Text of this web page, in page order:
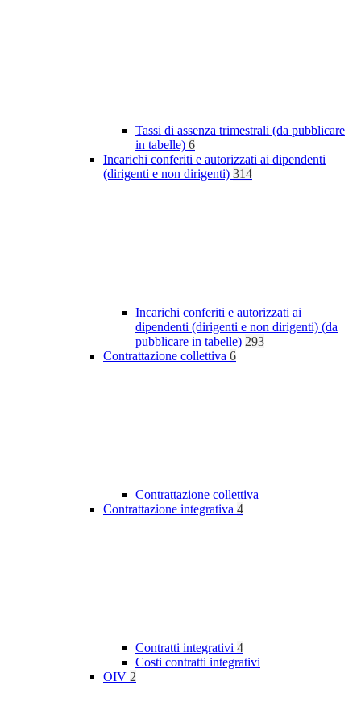
Tassi di assenza trimestrali (da pubblicare
in tabelle) 6
Incarichi conferiti e autorizzati ai dipendenti
(dirigenti e non dirigenti) 314
Incarichi conferiti e autorizzati ai
dipendenti (dirigenti e non dirigenti) (da
pubblicare in tabelle) 293
Contrattazione collettiva 6
Contrattazione collettiva
Contrattazione integrativa 4
Contratti integrativi 4
Costi contratti integrativi
OIV 2